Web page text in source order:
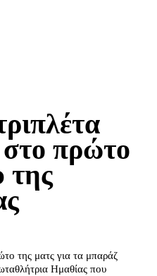
πρώτο
της
της ματς για τα μπαράζ
Ημαθίας που